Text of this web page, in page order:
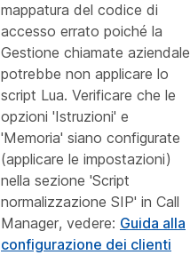
mappatura del codice di
accesso errato poiché la
Gestione chiamate aziendale
potrebbe non applicare lo
script Lua. Verificare che le
opzioni 'Istruzioni' e
'Memoria' siano configurate
(applicare le impostazioni)
nella sezione 'Script
normalizzazione SIP' in Call
Manager, vedere: Guida alla
configurazione dei clienti